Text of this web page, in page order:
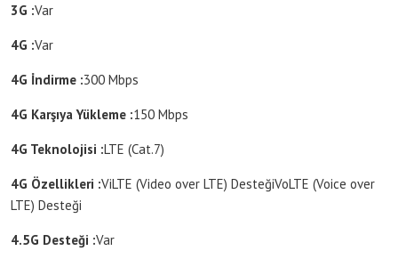
3G :Var
4G :Var
4G İndirme :300 Mbps
4G Karşıya Yükleme :150 Mbps
4G Teknolojisi :LTE (Cat.7)
4G Özellikleri :ViLTE (Video over LTE) DesteğiVoLTE (Voice over
LTE) Desteği
4.5G Desteği :Var